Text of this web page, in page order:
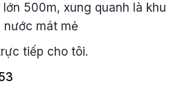
500m, xung quanh là khu
nước mát mẻ
tiếp cho tôi.